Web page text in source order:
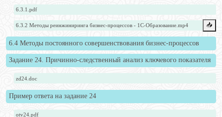
6.3.1.pdf
6.3.2 Методы реинжиниринга бизнес-процессов - 1С-Образование.mp4 📥️
6.4 Методы постоянного совершенствования бизнес-процессов
Задание 24. Причинно-следственный анализ ключевого показателя
zd24.doc
Пример ответа на задание 24
otv24.pdf